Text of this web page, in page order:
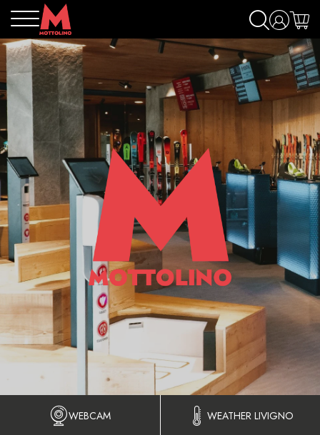
WEBCAM WEATHER LIVIGNO